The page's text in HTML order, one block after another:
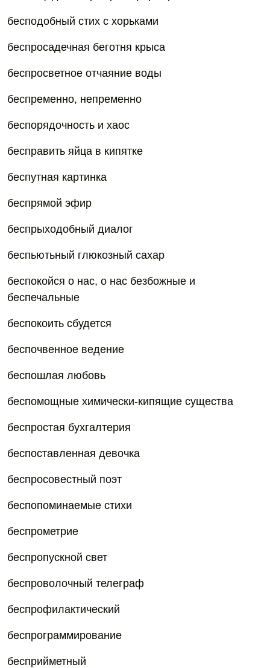
бесподобный стих с хорьками
беспросадечная беготня крыса
беспросветное отчаяние воды
беспременно, непременно
беспорядочность и хаос
бесправить яйца в кипятке
беспутная картинка
беспрямой эфир
беспрыходобный диалог
беспьютьный глюкозный сахар
беспокойся о нас, о нас безбожные и
беспечальные
беспокоить сбудется
беспочвенное ведение
беспошлaя любовь
беспомощные химически-кипящие существа
беспростaя бухгалтерия
беспоставленная девочка
беспросовестный поэт
беспопоминаемые стихи
беспрометрие
беспропускной свет
беспроволочный телеграф
беспрофилактический
беспрограммирование
бесприйметный